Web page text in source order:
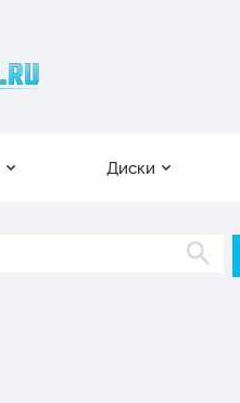
Диски